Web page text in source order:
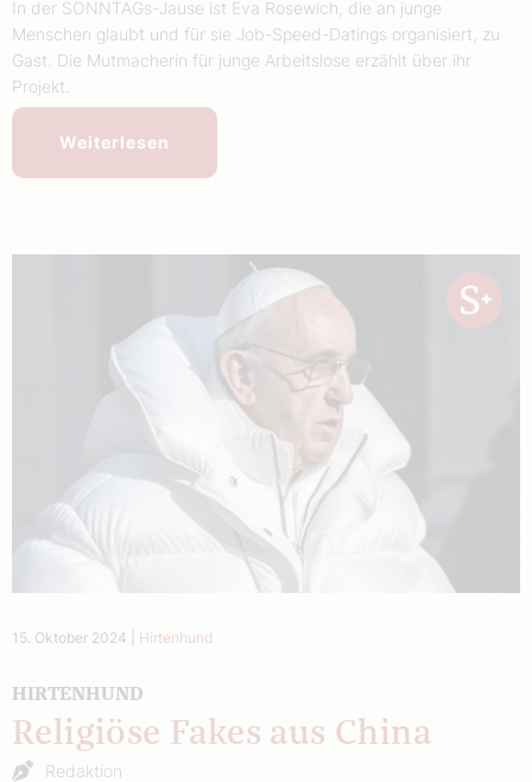
In der SONNTAGs-Jause ist Eva Rosewich, die an junge
Menschen glaubt und für sie Job-Speed-Datings organisiert, zu
Gast. Die Mutmacherin für junge Arbeitslose erzählt über ihr
Projekt.
Weiterlesen
15. Oktober 2024 Hirtenhund
HIRTENHUND
Religiöse Fakes aus China
Redaktion